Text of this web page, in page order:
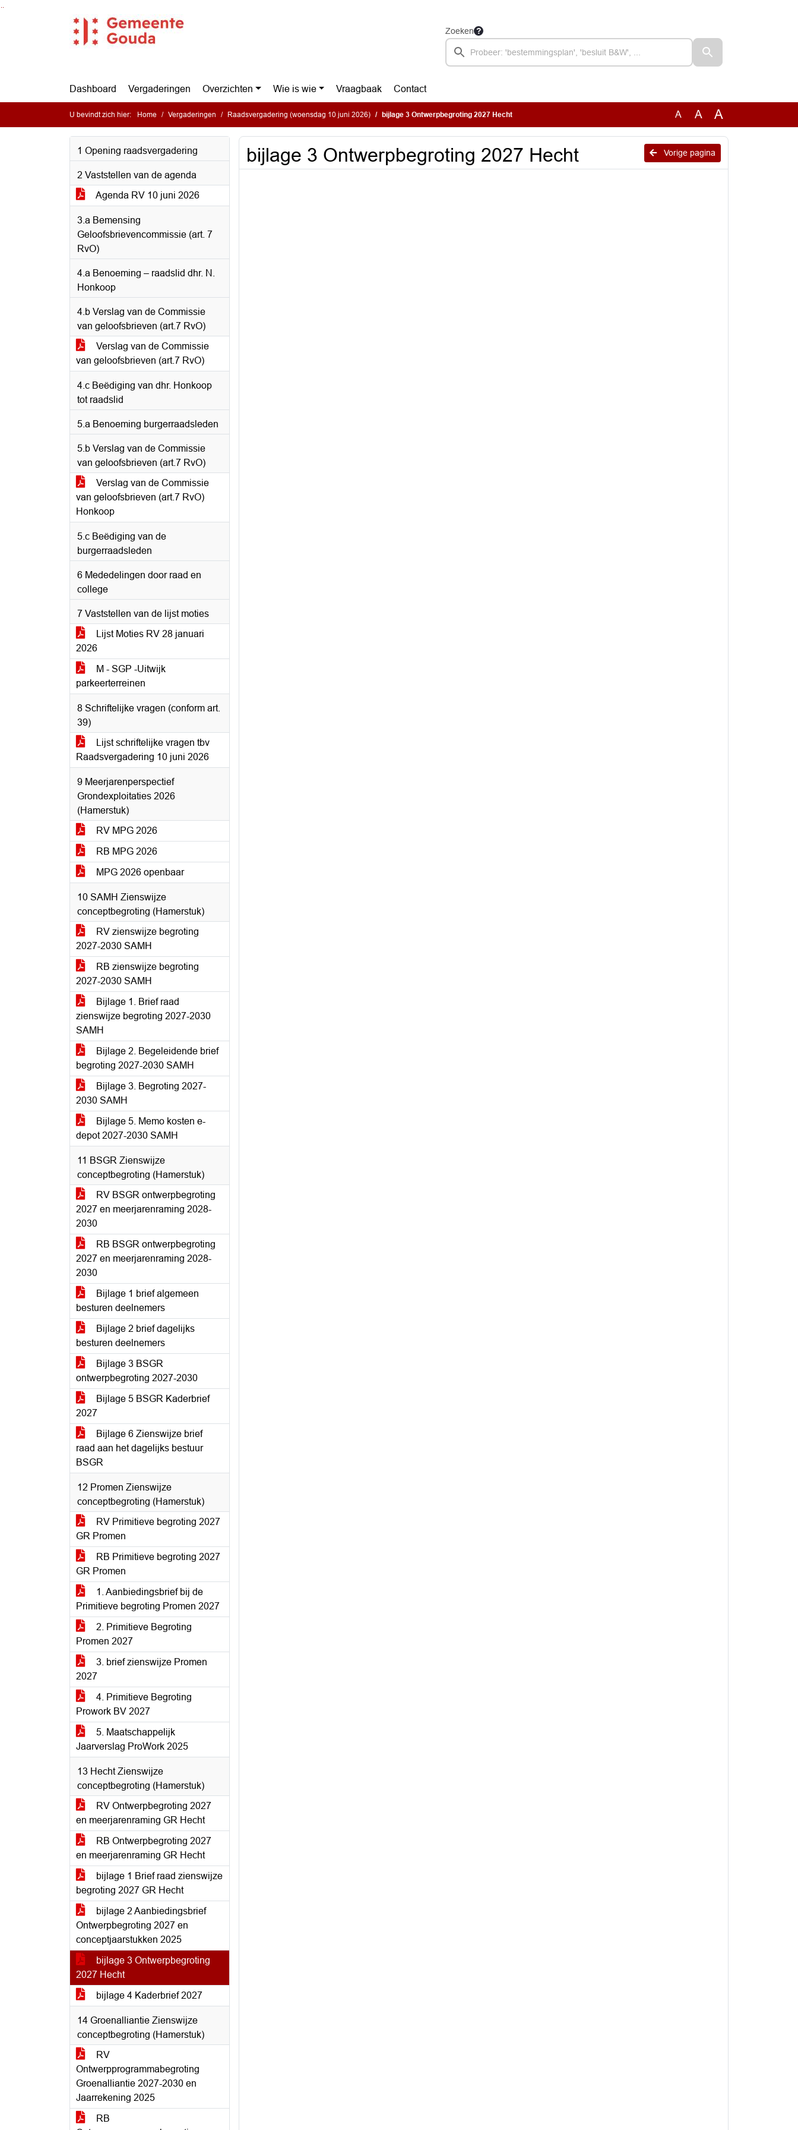
Ga naar de inhoud van deze pagina
Ga naar het zoeken
Ga naar het menu
Zoeken
Dashboard Vergaderingen Overzichten Wie is wie Vraagbaak Contact
U bevindt zich hier: Home Vergaderingen Raadsvergadering (woensdag 10 juni 2026) bijlage 3 Ontwerpbegroting 2027 Hecht A A A
1 Opening raadsvergadering
2 Vaststellen van de agenda
Agenda RV 10 juni 2026
3.a Bemensing
Geloofsbrievencommissie (art. 7
RvO)
4.a Benoeming – raadslid dhr. N.
Honkoop
4.b Verslag van de Commissie
van geloofsbrieven (art.7 RvO)
Verslag van de Commissie
van geloofsbrieven (art.7 RvO)
4.c Beëdiging van dhr. Honkoop
tot raadslid
5.a Benoeming burgerraadsleden
5.b Verslag van de Commissie
van geloofsbrieven (art.7 RvO)
Verslag van de Commissie
van geloofsbrieven (art.7 RvO)
Honkoop
5.c Beëdiging van de
burgerraadsleden
6 Mededelingen door raad en
college
7 Vaststellen van de lijst moties
Lijst Moties RV 28 januari
2026
M - SGP -Uitwijk
parkeerterreinen
8 Schriftelijke vragen (conform art.
39)
Lijst schriftelijke vragen tbv
Raadsvergadering 10 juni 2026
9 Meerjarenperspectief
Grondexploitaties 2026
(Hamerstuk)
RV MPG 2026
RB MPG 2026
MPG 2026 openbaar
10 SAMH Zienswijze
conceptbegroting (Hamerstuk)
RV zienswijze begroting
2027-2030 SAMH
RB zienswijze begroting
2027-2030 SAMH
Bijlage 1. Brief raad
zienswijze begroting 2027-2030
SAMH
Bijlage 2. Begeleidende brief
begroting 2027-2030 SAMH
Bijlage 3. Begroting 2027-
2030 SAMH
Bijlage 5. Memo kosten e-
depot 2027-2030 SAMH
11 BSGR Zienswijze
conceptbegroting (Hamerstuk)
RV BSGR ontwerpbegroting
2027 en meerjarenraming 2028-
2030
RB BSGR ontwerpbegroting
2027 en meerjarenraming 2028-
2030
Bijlage 1 brief algemeen
besturen deelnemers
Bijlage 2 brief dagelijks
besturen deelnemers
Bijlage 3 BSGR
ontwerpbegroting 2027-2030
Bijlage 5 BSGR Kaderbrief
2027
Bijlage 6 Zienswijze brief
raad aan het dagelijks bestuur
BSGR
12 Promen Zienswijze
conceptbegroting (Hamerstuk)
RV Primitieve begroting 2027
GR Promen
RB Primitieve begroting 2027
GR Promen
1. Aanbiedingsbrief bij de
Primitieve begroting Promen 2027
2. Primitieve Begroting
Promen 2027
3. brief zienswijze Promen
2027
4. Primitieve Begroting
Prowork BV 2027
5. Maatschappelijk
Jaarverslag ProWork 2025
13 Hecht Zienswijze
conceptbegroting (Hamerstuk)
RV Ontwerpbegroting 2027
en meerjarenraming GR Hecht
RB Ontwerpbegroting 2027
en meerjarenraming GR Hecht
bijlage 1 Brief raad zienswijze
begroting 2027 GR Hecht
bijlage 2 Aanbiedingsbrief
Ontwerpbegroting 2027 en
conceptjaarstukken 2025
bijlage 3 Ontwerpbegroting
2027 Hecht
bijlage 4 Kaderbrief 2027
14 Groenalliantie Zienswijze
conceptbegroting (Hamerstuk)
RV
Ontwerpprogrammabegroting
Groenalliantie 2027-2030 en
Jaarrekening 2025
RB
Vorige pagina
bijlage 3 Ontwerpbegroting 2027 Hecht